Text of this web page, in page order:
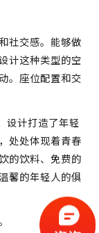
社交感。能够做
计这种类型的空
。座位配置和交
设计打造了年轻
处处体现着青春
的饮料、免费的
馨的年轻人的俱